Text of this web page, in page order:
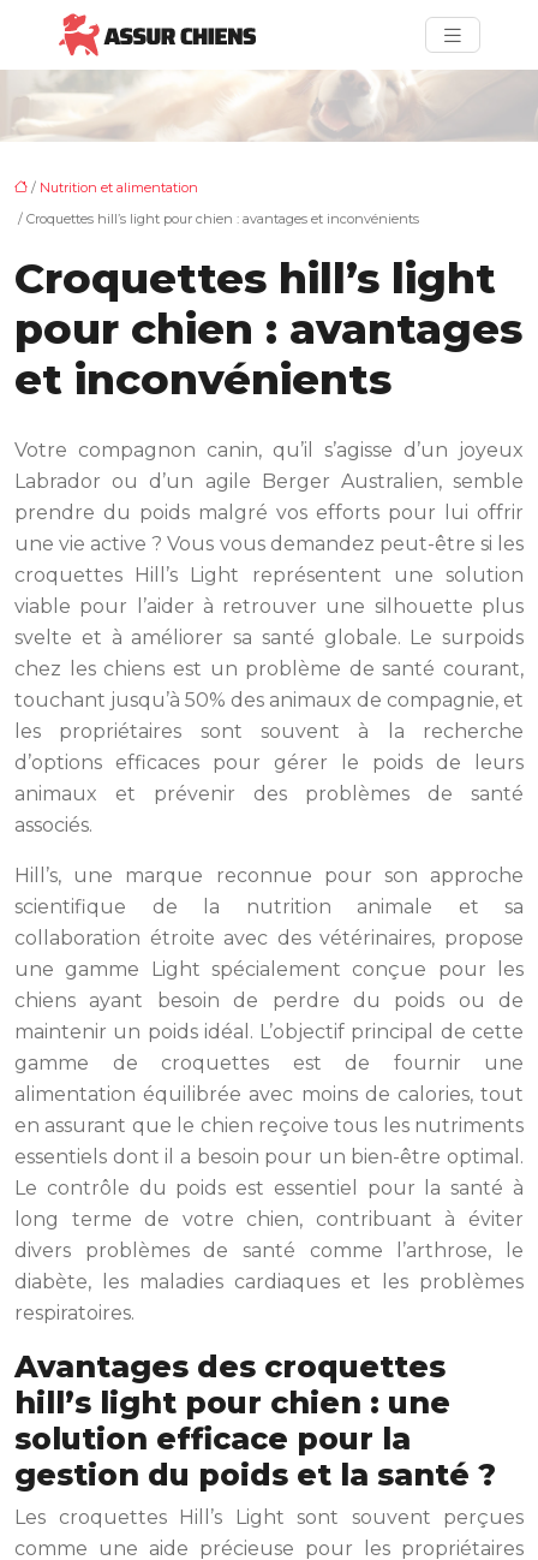
/ Nutrition et alimentation
/ Croquettes hill’s light pour chien : avantages et inconvénients
Croquettes hill’s light
pour chien : avantages
et inconvénients
Votre compagnon canin, qu’il s’agisse d’un joyeux
Labrador ou d’un agile Berger Australien, semble
prendre du poids malgré vos efforts pour lui offrir
une vie active ? Vous vous demandez peut-être si les
croquettes Hill’s Light représentent une solution
viable pour l’aider à retrouver une silhouette plus
svelte et à améliorer sa santé globale. Le surpoids
chez les chiens est un problème de santé courant,
touchant jusqu’à 50% des animaux de compagnie, et
les propriétaires sont souvent à la recherche
d’options efficaces pour gérer le poids de leurs
animaux et prévenir des problèmes de santé
associés.
Hill’s, une marque reconnue pour son approche
scientifique de la nutrition animale et sa
collaboration étroite avec des vétérinaires, propose
une gamme Light spécialement conçue pour les
chiens ayant besoin de perdre du poids ou de
maintenir un poids idéal. L’objectif principal de cette
gamme de croquettes est de fournir une
alimentation équilibrée avec moins de calories, tout
en assurant que le chien reçoive tous les nutriments
essentiels dont il a besoin pour un bien-être optimal.
Le contrôle du poids est essentiel pour la santé à
long terme de votre chien, contribuant à éviter
divers problèmes de santé comme l’arthrose, le
diabète, les maladies cardiaques et les problèmes
respiratoires.
Avantages des croquettes
hill’s light pour chien : une
solution efficace pour la
gestion du poids et la santé ?
Les croquettes Hill’s Light sont souvent perçues
comme une aide précieuse pour les propriétaires